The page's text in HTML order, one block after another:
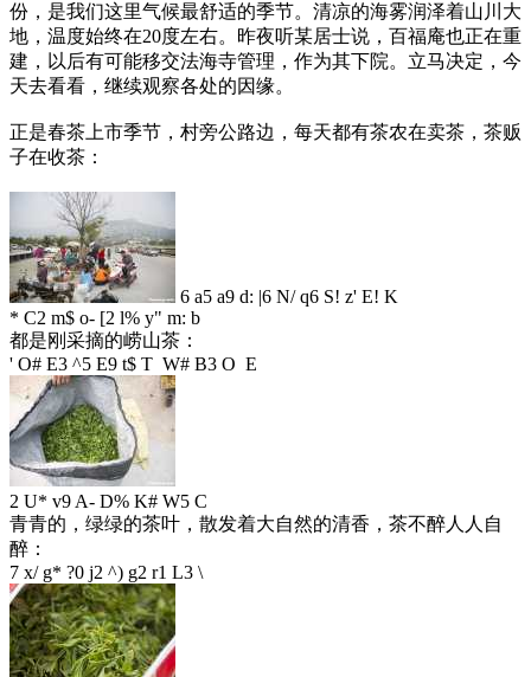
份，是我们这里气候最舒适的季节。清凉的海雾润泽着山川大
地，温度始终在20度左右。昨夜听某居士说，百福庵也正在重
建，以后有可能移交法海寺管理，作为其下院。立马决定，今
天去看看，继续观察各处的因缘。
正是春茶上市季节，村旁公路边，每天都有茶农在卖茶，茶贩
子在收茶：
6 a5 a9 d: |6 N/ q6 S! z' E! K
* C2 m$ o- [2 l% y" m: b
都是刚采摘的崂山茶：
' O# E3 ^5 E9 t$ T W# B3 O E
2 U* v9 A- D% K# W5 C
青青的，绿绿的茶叶，散发着大自然的清香，茶不醉人人自
醉：
7 x/ g* ?0 j2 ^) g2 r1 L3 \